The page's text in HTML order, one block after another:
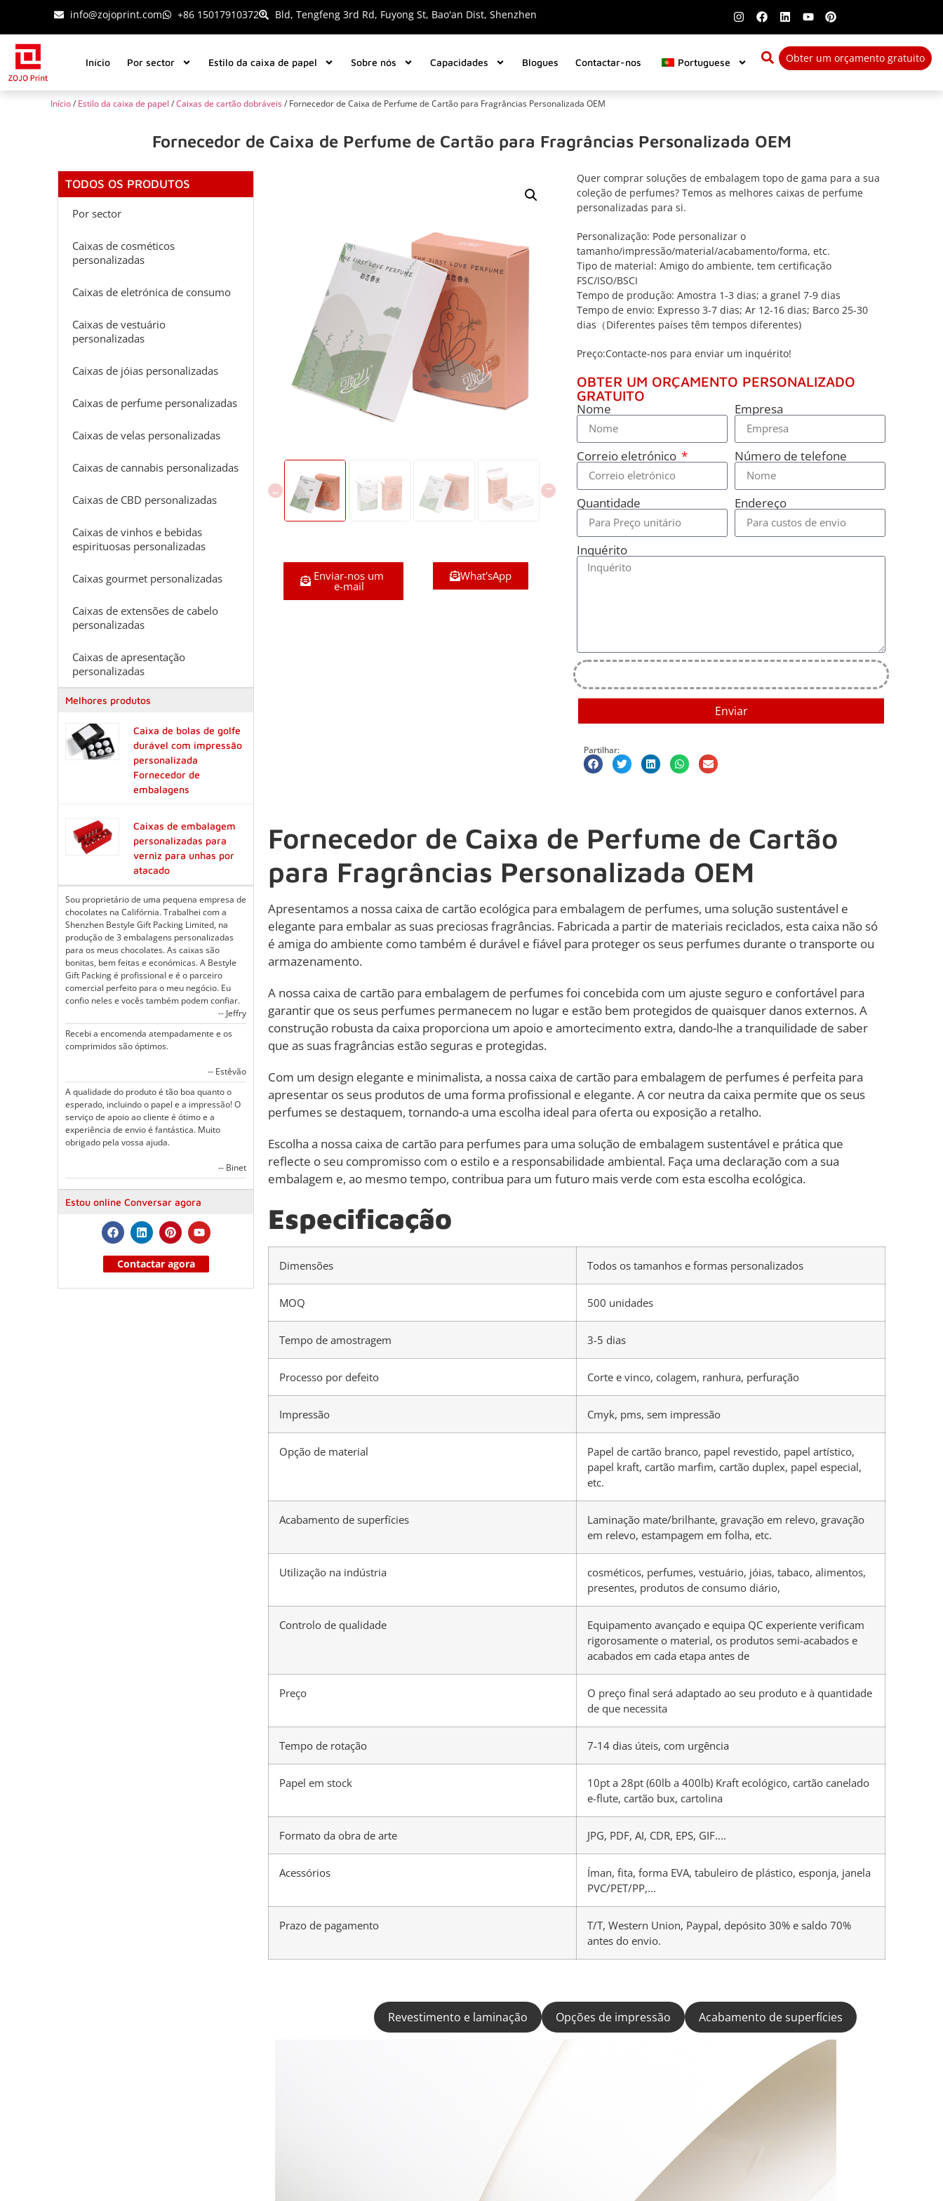
info@zojoprint.com +86 15017910372 Bld, Tengfeng 3rd Rd, Fuyong St, Bao'an Dist, Shenzhen
Início Por sector Estilo da caixa de papel Sobre nós Capacidades Blogues Contactar-nos Portuguese Obter um orçamento gratuito
Início/ Estilo da caixa de papel /Caixas de cartão dobráveis/ Fornecedor de Caixa de Perfume de Cartão para Fragrâncias Personalizada OEM
Fornecedor de Caixa de Perfume de Cartão para Fragrâncias Personalizada OEM
TODOS OS PRODUTOS
Por sector
Caixas de cosméticos
personalizadas
Caixas de eletrónica de consumo
Caixas de vestuário
personalizadas
Caixas de jóias personalizadas
Caixas de perfume personalizadas
Caixas de velas personalizadas
Caixas de cannabis personalizadas
Caixas de CBD personalizadas
Caixas de vinhos e bebidas
espirituosas personalizadas
Caixas gourmet personalizadas
Caixas de extensões de cabelo
personalizadas
Caixas de apresentação
personalizadas
Melhores produtos
Caixa de bolas de golfe
durável com impressão
personalizada
Fornecedor de
embalagens
Caixas de embalagem
personalizadas para
verniz para unhas por
atacado
Sou proprietário de uma pequena empresa de
chocolates na Califórnia. Trabalhei com a
Shenzhen Bestyle Gift Packing Limited, na
produção de 3 embalagens personalizadas
para os meus chocolates. As caixas são
bonitas, bem feitas e económicas. A Bestyle
Gift Packing é profissional e é o parceiro
comercial perfeito para o meu negócio. Eu
confio neles e vocês também podem confiar.
-- Jeffry
Recebi a encomenda atempadamente e os
comprimidos são óptimos.
-- Estêvão
A qualidade do produto é tão boa quanto o
esperado, incluindo o papel e a impressão! O
serviço de apoio ao cliente é ótimo e a
experiência de envio é fantástica. Muito
obrigado pela vossa ajuda.
-- Binet
Estou online Conversar agora
Contactar agora
Enviar-nos um
e-mail
What'sApp
Quer comprar soluções de embalagem topo de gama para a sua
coleção de perfumes? Temos as melhores caixas de perfume
personalizadas para si.
Personalização: Pode personalizar o
tamanho/impressão/material/acabamento/forma, etc.
Tipo de material: Amigo do ambiente, tem certificação
FSC/ISO/BSCI
Tempo de produção: Amostra 1-3 dias; a granel 7-9 dias
Tempo de envio: Expresso 3-7 dias; Ar 12-16 dias; Barco 25-30
dias（Diferentes países têm tempos diferentes)
Preço:Contacte-nos para enviar um inquérito!
OBTER UM ORÇAMENTO PERSONALIZADO
GRATUITO
Nome
Empresa
Correio eletrónico Número de telefone
Quantidade Endereço
Inquérito
Enviar
Partilhar:
Fornecedor de Caixa de Perfume de Cartão
para Fragrâncias Personalizada OEM
Apresentamos a nossa caixa de cartão ecológica para embalagem de perfumes, uma solução sustentável e
elegante para embalar as suas preciosas fragrâncias. Fabricada a partir de materiais reciclados, esta caixa não só
é amiga do ambiente como também é durável e fiável para proteger os seus perfumes durante o transporte ou
armazenamento.
A nossa caixa de cartão para embalagem de perfumes foi concebida com um ajuste seguro e confortável para
garantir que os seus perfumes permanecem no lugar e estão bem protegidos de quaisquer danos externos. A
construção robusta da caixa proporciona um apoio e amortecimento extra, dando-lhe a tranquilidade de saber
que as suas fragrâncias estão seguras e protegidas.
Com um design elegante e minimalista, a nossa caixa de cartão para embalagem de perfumes é perfeita para
apresentar os seus produtos de uma forma profissional e elegante. A cor neutra da caixa permite que os seus
perfumes se destaquem, tornando-a uma escolha ideal para oferta ou exposição a retalho.
Escolha a nossa caixa de cartão para perfumes para uma solução de embalagem sustentável e prática que
reflecte o seu compromisso com o estilo e a responsabilidade ambiental. Faça uma declaração com a sua
embalagem e, ao mesmo tempo, contribua para um futuro mais verde com esta escolha ecológica.
Especificação
Dimensões Todos os tamanhos e formas personalizados
MOQ 500 unidades
Tempo de amostragem 3-5 dias
Processo por defeito Corte e vinco, colagem, ranhura, perfuração
Impressão Cmyk, pms, sem impressão
Opção de material
Papel de cartão branco, papel revestido, papel artístico,
papel kraft, cartão marfim, cartão duplex, papel especial,
etc.
Acabamento de superfícies
Laminação mate/brilhante, gravação em relevo, gravação
em relevo, estampagem em folha, etc.
Utilização na indústria
cosméticos, perfumes, vestuário, jóias, tabaco, alimentos,
presentes, produtos de consumo diário,
Controlo de qualidade
Equipamento avançado e equipa QC experiente verificam
rigorosamente o material, os produtos semi-acabados e
acabados em cada etapa antes de
Preço
O preço final será adaptado ao seu produto e à quantidade
de que necessita
Tempo de rotação 7-14 dias úteis, com urgência
Papel em stock
10pt a 28pt (60lb a 400lb) Kraft ecológico, cartão canelado
e-flute, cartão bux, cartolina
Formato da obra de arte JPG, PDF, AI, CDR, EPS, GIF....
Acessórios
Íman, fita, forma EVA, tabuleiro de plástico, esponja, janela
PVC/PET/PP,...
Prazo de pagamento
T/T, Western Union, Paypal, depósito 30% e saldo 70%
antes do envio.
Revestimento e laminação Opções de impressão Acabamento de superfícies